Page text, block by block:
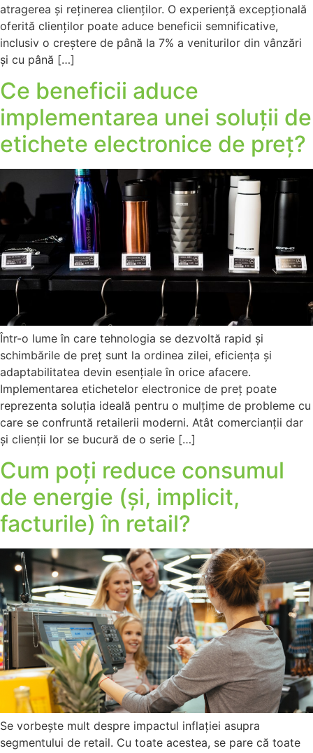
atragerea și reținerea clienților. O experiență excepțională
oferită clienților poate aduce beneficii semnificative,
inclusiv o creștere de până la 7% a veniturilor din vânzări
și cu până […]
Ce beneficii aduce
implementarea unei soluții de
etichete electronice de preț?
Într-o lume în care tehnologia se dezvoltă rapid și
schimbările de preț sunt la ordinea zilei, eficiența și
adaptabilitatea devin esențiale în orice afacere.
Implementarea etichetelor electronice de preț poate
reprezenta soluția ideală pentru o mulțime de probleme cu
care se confruntă retailerii moderni. Atât comercianții dar
și clienții lor se bucură de o serie […]
Cum poți reduce consumul
de energie (și, implicit,
facturile) în retail?
Se vorbește mult despre impactul inflației asupra
segmentului de retail. Cu toate acestea, se pare că toate